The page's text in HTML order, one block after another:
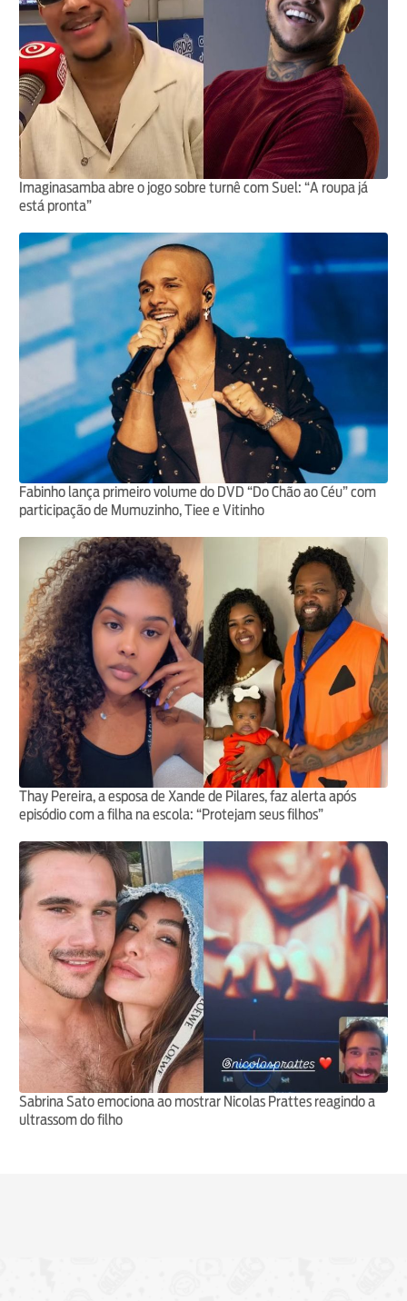
Imaginasamba abre o jogo sobre turnê com Suel: “A roupa já
está pronta”
Fabinho lança primeiro volume do DVD “Do Chão ao Céu” com
participação de Mumuzinho, Tiee e Vitinho
Thay Pereira, a esposa de Xande de Pilares, faz alerta após
episódio com a filha na escola: “Protejam seus filhos”
Sabrina Sato emociona ao mostrar Nicolas Prattes reagindo a
ultrassom do filho